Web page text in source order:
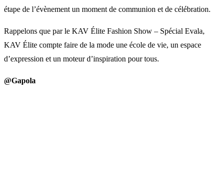
étape de l’évènement un moment de communion et de célébration.
Rappelons que par le KAV Élite Fashion Show – Spécial Evala,
KAV Élite compte faire de la mode une école de vie, un espace
d’expression et un moteur d’inspiration pour tous.
@Gapola